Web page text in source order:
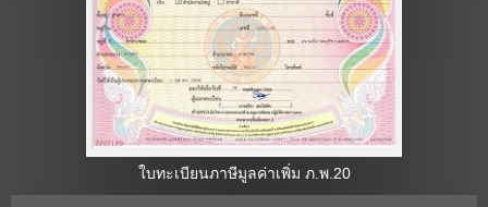
ใบทะเบียนภาษีมูลค่าเพิ่ม ภ.พ.20